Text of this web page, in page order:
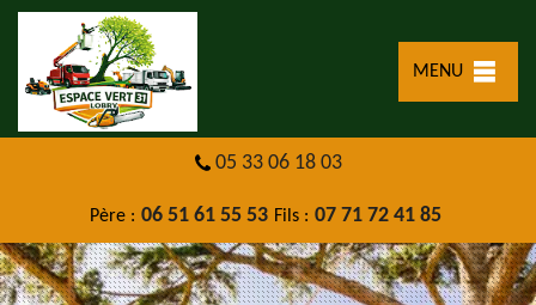
MENU
05 33 06 18 03
Père : 06 51 61 55 53 Fils : 07 71 72 41 85